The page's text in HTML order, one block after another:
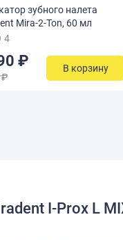
зубного налета
Mira-2-Ton, 60 мл
4
₽
₽
В корзину
I-Prox L